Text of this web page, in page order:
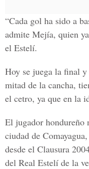
“Cada gol ha sido a
admite Mejía, quien
el Estelí.
Hoy se juega la final
mitad de la cancha,
el cetro, ya que en la
El jugador hondureño
ciudad de
desde el Clausura
del Real Estelí de la